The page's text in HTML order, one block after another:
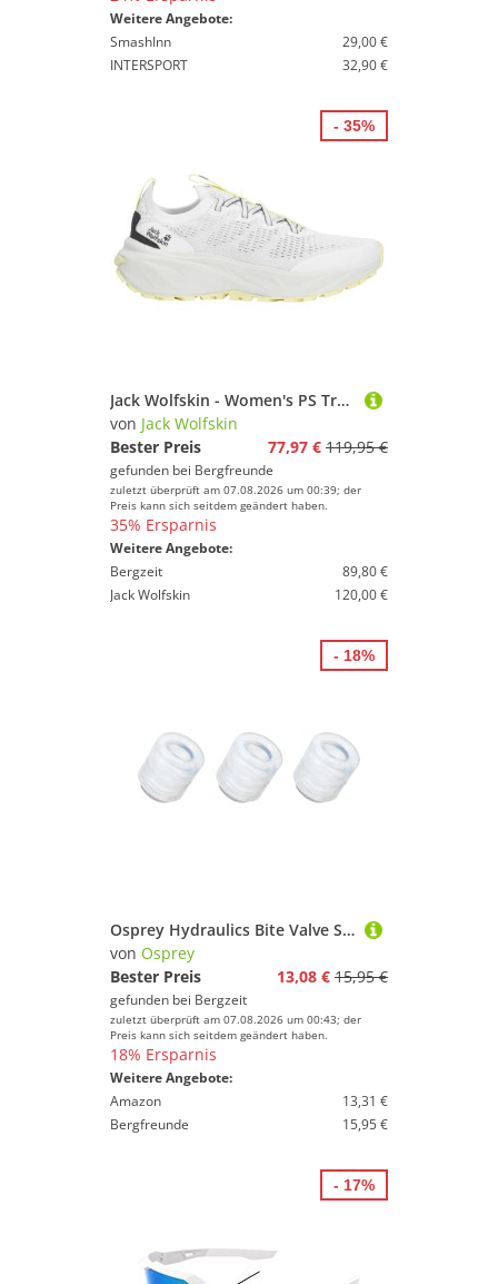
Weitere Angebote:
SmashInn
29,00 €
INTERSPORT
32,90 €
Jack Wolfskin - Women's PS Trail Knit Low - Multisportschuhe Gr 40 weiß
von Jack Wolfskin
Bester Preis
77,97 € 119,95 €
gefunden bei Bergfreunde
zuletzt überprüft am 07.08.2026 um 00:39; der
Preis kann sich seitdem geändert haben.
35% Ersparnis
Weitere Angebote:
Bergzeit
89,80 €
Jack Wolfskin
120,00 €
- 35%
Osprey Hydraulics Bite Valve Sheath Replacement
von Osprey
Bester Preis
13,08 € 15,95 €
gefunden bei Bergzeit
zuletzt überprüft am 07.08.2026 um 00:43; der
Preis kann sich seitdem geändert haben.
18% Ersparnis
Weitere Angebote:
Amazon
13,31 €
Bergfreunde
15,95 €
- 18%
- 17%